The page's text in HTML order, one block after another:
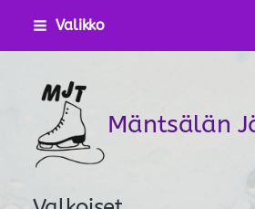
Siirry
Valikko
Mäntsälän